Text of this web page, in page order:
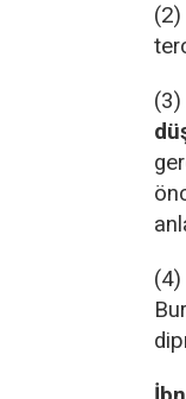
(2)
(3)